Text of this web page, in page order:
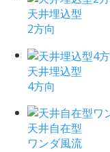
天井埋込型
2方向
天井埋込型
4方向
天井自在型
ワンダ風流